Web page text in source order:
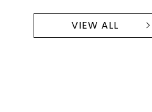
VIEW ALL